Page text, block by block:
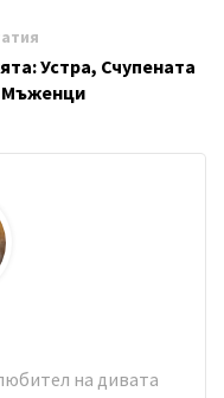
Устра, Счупената
Мъженци
на дивата